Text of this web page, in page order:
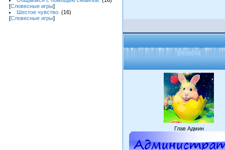
[Словесные игры]
Шестое чувство. (16)
[Словесные игры]
Dinastya
Глав Админ